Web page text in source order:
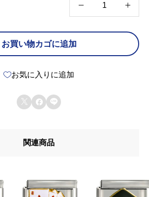
A
N
お買い物カゴに追加
お気に入りに追加
  
関連商品